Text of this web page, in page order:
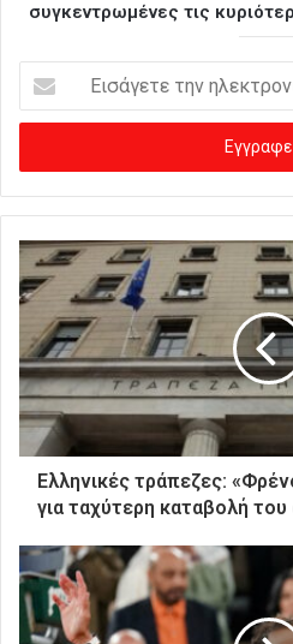
συγκεντρωμένες τις
σ
γ
ε
ε
τ
η
η
λ
ε
κ
τ
ι
κ
ή
σ
Ελληνικές τράπεζες:
για ταχύτερη καταβολή